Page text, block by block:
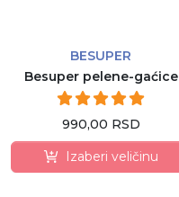
BESUPER
Besuper pelene-gaćice
990,00 RSD
Izaberi veličinu